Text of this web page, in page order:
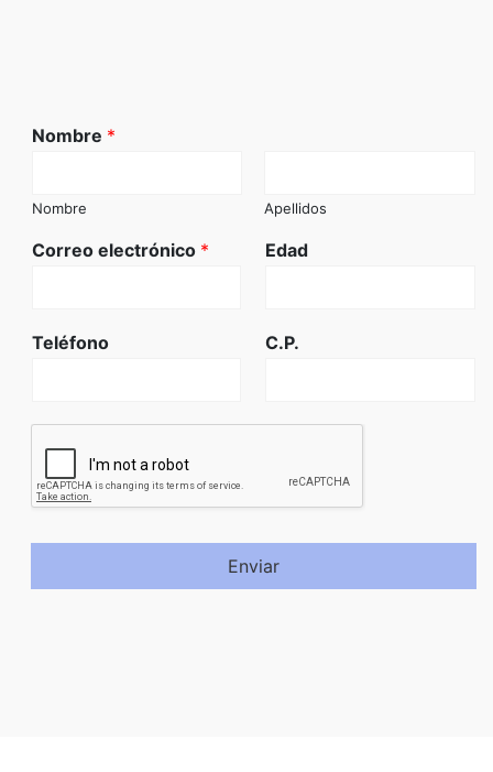
Nombre *
Nombre Apellidos
Correo electrónico * Edad
Teléfono C.P.
Enviar